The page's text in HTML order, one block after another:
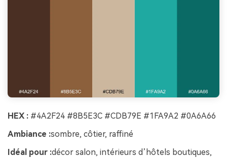
HEX : #4A2F24 #8B5E3C #CDB79E #1FA9A2 #0A6A66
Ambiance :sombre, côtier, raffiné
Idéal pour :décor salon, intérieurs d’hôtels boutiques,